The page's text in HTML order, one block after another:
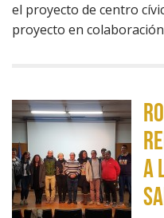
el proyecto de centro
proyecto en
A